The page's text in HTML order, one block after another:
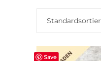
Save